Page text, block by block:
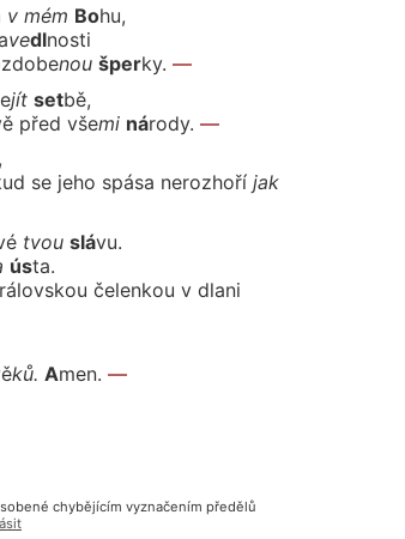
v mém Bohu,
vedlnosti
zdobenou šperky. —
jít setbě,
před všemi národy. —
se jeho spása nerozhoří jak
tvou slávu.
ústa.
čelenkou v dlani
ků. Amen. —
chybějícím vyznačením předělů